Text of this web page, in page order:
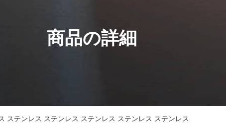
商品の詳細
ステンレス ステンレス ステンレス ステンレス ステンレス